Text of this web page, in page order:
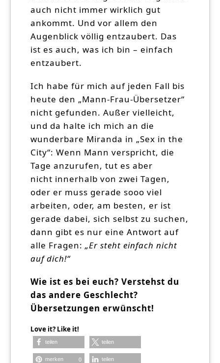
auch nicht immer wirklich gut
ankommt. Und vor allem den
Augenblick völlig entzaubert. Das
ist es auch, was ich bin – einfach
entzaubert.
Ich habe für mich auf jeden Fall bis
heute den „Mann-Frau-Übersetzer“
nicht gefunden. Außer vielleicht,
und da halte ich mich an die
wunderbare Miranda in „Sex in the
City“: Wenn Mann verspricht, die
Tage anzurufen, tut es aber
nicht innerhalb von zwei Tagen,
oder er muss gerade sooo viel
arbeiten, oder, am besten, er ist
gerade dabei, sich selbst zu suchen,
dann gibt es nur eine Antwort auf
alle Fragen:„Er steht einfach nicht
auf dich!“
Wie ist es bei euch? Verstehst du
das andere Geschlecht?
Übersetzungen erwünscht!
Love it? Like it!
teilen teilen
merken 0 teilen